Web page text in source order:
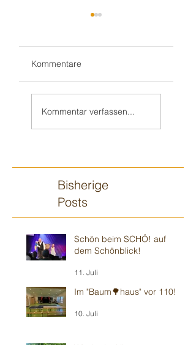
Kindergeburtstag
Kommentare
Kommentar verfassen...
Bisherige
Posts
Schön beim SCHÖ! auf
dem Schönblick!
11. Juli
Im "Baum🌳haus" vor 110!
10. Juli